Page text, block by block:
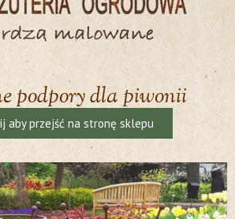
podpory dla piwonii
aby przejść na stronę sklepu